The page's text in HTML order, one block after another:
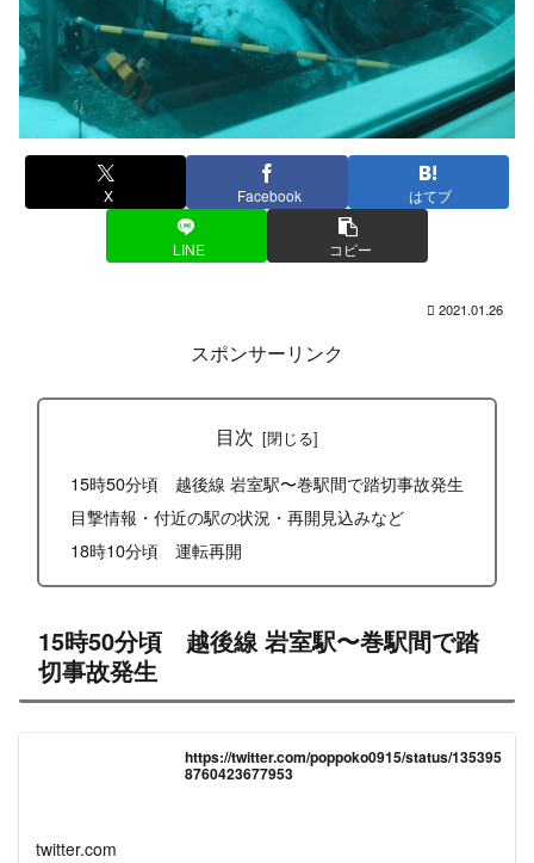
X Facebook はてブ
LINE コピー
2021.01.26
スポンサーリンク
目次
15時50分頃 越後線 岩室駅〜巻駅間で踏切事故発生
目撃情報・付近の駅の状況・再開見込みなど
18時10分頃 運転再開
15時50分頃 越後線 岩室駅〜巻駅間で踏
切事故発生
https://twitter.com/poppoko0915/status/135395
8760423677953
twitter.com